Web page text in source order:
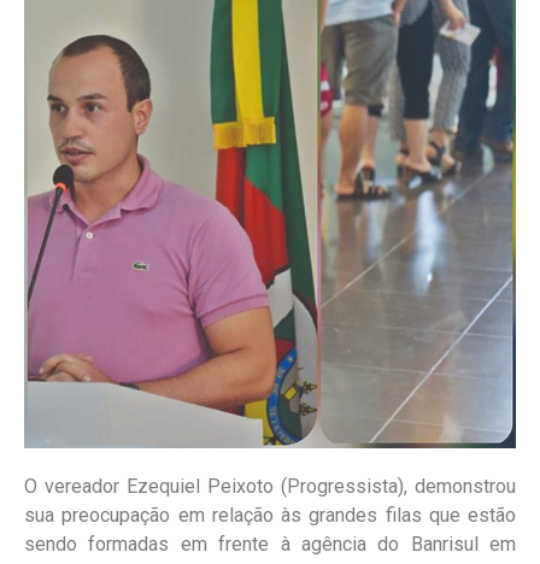
O vereador Ezequiel Peixoto (Progressista), demonstrou
sua preocupação em relação às grandes filas que estão
sendo formadas em frente à agência do Banrisul em